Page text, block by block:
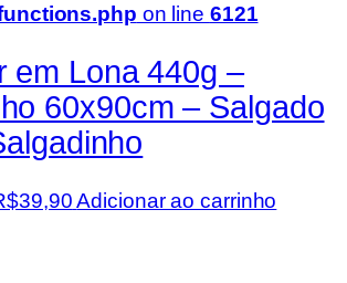
on line 6121
em Lona 440g –
60x90cm – Salgado
39,90O
Adicionar ao carrinho